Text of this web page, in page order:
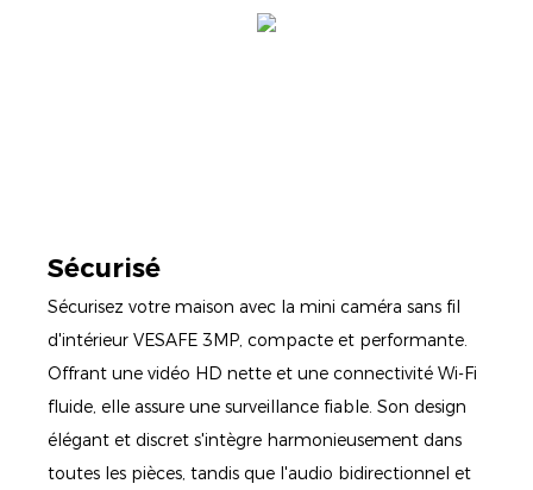
Sécurisé
Sécurisez votre maison avec la mini caméra sans fil
d'intérieur VESAFE 3MP, compacte et performante.
Offrant une vidéo HD nette et une connectivité Wi-Fi
fluide, elle assure une surveillance fiable. Son design
élégant et discret s'intègre harmonieusement dans
toutes les pièces, tandis que l'audio bidirectionnel et